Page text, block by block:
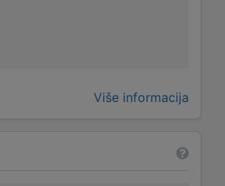
Više informacija